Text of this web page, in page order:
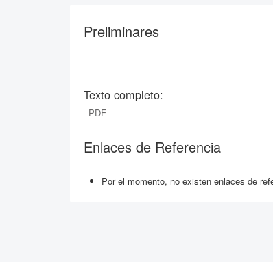
Preliminares
Texto completo:
PDF
Enlaces de Referencia
Por el momento, no existen enlaces de